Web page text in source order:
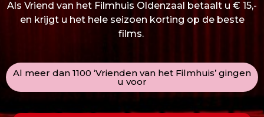
Als Vriend van het Filmhuis Oldenzaal betaalt u € 15,-
en krijgt u het hele seizoen korting op de beste
films.
Al meer dan 1100 ‘Vrienden van het Filmhuis’ gingen
u voor